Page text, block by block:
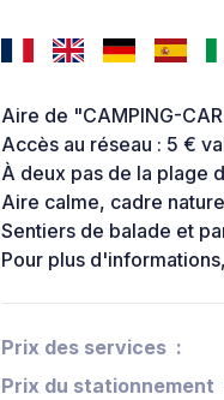
Aire de "CAMPING-
Accès au réseau : 5 €
À deux pas de la plage
Aire calme, cadre
Sentiers de balade et
Pour plus
Prix des services
Prix du stationnement